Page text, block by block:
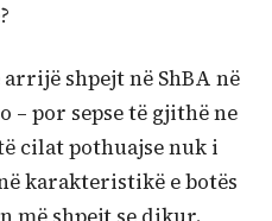
shpejt në ShBA në
– por sepse të gjithë ne
cilat pothuajse nuk i
karakteristikë e botës